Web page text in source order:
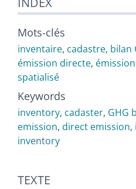
Mots-clés
inventaire, cadastre, bilan
émission directe,
spatialisé
Keywords
inventory, cadaster, GHG
emission, direct emission,
inventory
TEXTE